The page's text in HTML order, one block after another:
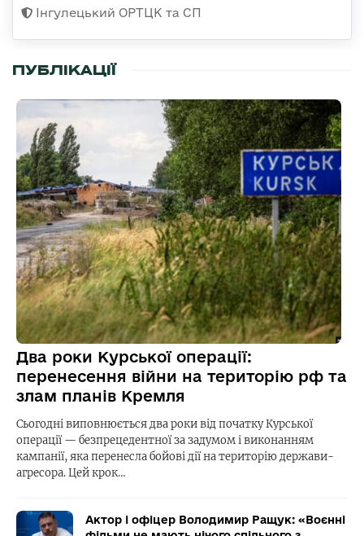
Інгулецький ОРТЦК та СП
ПУБЛІКАЦІЇ
Два роки Курської операції:
перенесення війни на територію рф та
злам планів Кремля
Сьогодні виповнюється два роки від початку Курської
операції — безпрецедентної за задумом і виконанням
кампанії, яка перенесла бойові дії на територію держави-
агресора. Цей крок…
Актор і офіцер Володимир Ращук: «Воєнні